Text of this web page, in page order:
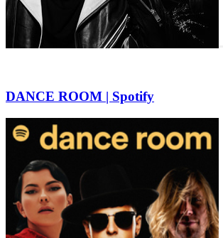
DANCE ROOM | Spotify